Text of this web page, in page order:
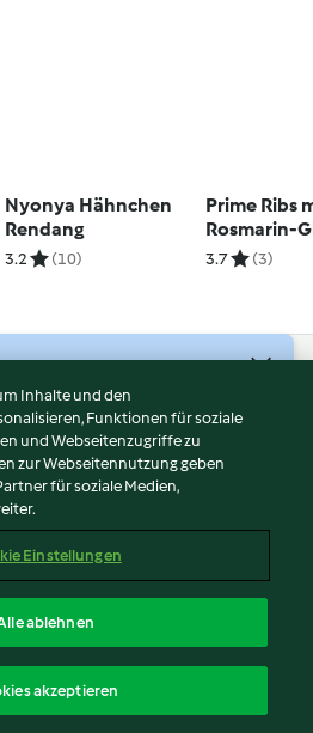
Nyonya Hähnchen
Rendang
3.2 (10)
Prime Ribs
Rosmarin-
3.7 (3)
Inhalte und den
Funktionen für soziale
und Webseitenzugriffe zu
zur Webseitennutzung geben
für soziale Medien,
Einstellungen
ablehnen
akzeptieren